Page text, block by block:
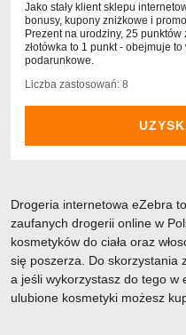
Jako stały klient sklepu
bonusy, kupony zniżkowe i
Prezent na urodziny, 25
złotówka to 1 punkt - obejmuje
podarunkowe.
Liczba zastosowań: 8
Drogeria internetowa eZebra
zaufanych drogerii online w
kosmetyków do ciała oraz
się poszerza. Do skorzystania
a jeśli wykorzystasz do tego w
ulubione kosmetyki możesz